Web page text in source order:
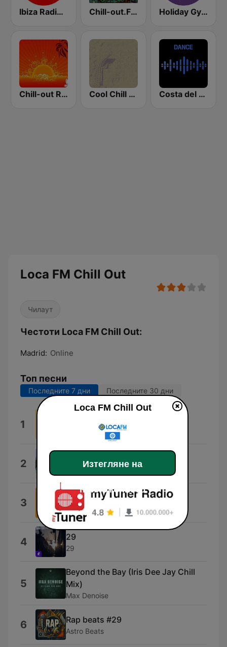
Ibiza Radios - Chill Chill-out.FM Holiday Gym Zen
Chill-out Radio Cool Chill House Costa del Mar Dance
Loca FM Chill Out
Чилаут
Честоти Loca FM Chill Out:
Madrid: Online
Топ песни
Последните 7 дни Последните 30 дни
1 30 BEATS
2 Cafe Ibiza del Mar Collection
Dj Ibiza del Mar
3 Chillhop Beats Lofi
Chill Hip-Hop Beats
4 29
29
5
Beyond the Bay (Iris Dee Jay Chill
Mix)
Max Denoise
6 Rap beats #29
Astro Beats
Loca FM Chill Out
Изтегляне на
приложението